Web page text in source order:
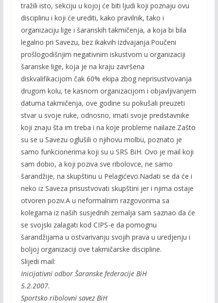
tražili isto, sekciju u kojoj će biti ljudi koji poznaju ovu
disciplinu i koji će urediti, kako pravilnik, tako i
organizaciju lige i šaranskih takmičenja, a koja bi bila
legalno pri Savezu, bez ikakvih izdvajanja.Poučeni
prošlogodišnjim negativnim iskustvom u organizaciji
šaranske lige, koja je na kraju završena
diskvalifikacijom čak 60% ekipa zbog neprisustvovanja
drugom kolu, te kasnom organizacijom i objavljivanjem
datuma takmičenja, ove godine su pokušali preuzeti
stvar u svoje ruke, odnosno, imati svoje predstavnike
koji znaju šta im treba i na koje probleme nailaze.Zašto
su se u Savezu oglušili o njihovu molbu, poznato je
samo funkcionerima koji su u SRS BiH. Ovo je mail koji
sam dobio, a koji poziva sve ribolovce, ne samo
šarandžije, na skupštinu u Pelagićevo.Nadati se da će i
neko iz Saveza prisustvovati skupštini jer i njima ostaje
otvoren poziv.A u neformalnim razgovorima sa
kolegama iz naših susjednih zemalja sam saznao da će
se svojski zalagati kod CIPS-e da pomognu
šarandžijama u ostvarivanju svojih prava u uredjenju i
boljoj organizaciji ove takmičarske discipline.
Slijedi mail:
Inicijativni odbor Šaranske federacije BiH
5.2.2007.
Sportsko ribolovni savez BiH